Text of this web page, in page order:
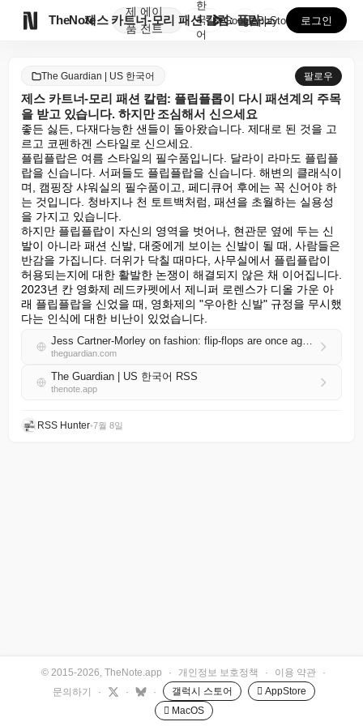
TheNote
제
품
에이
전트
제스 카트너-모리 패션 칼럼: 플립플롭이 다시 패션계의...
한
국
어
GooglePlay
AppStore 로그인
The Guardian | US 한국어 팔로우
제스 카트너-모리 패션 칼럼: 플립플롭이 다시 패션계의 주목
을 받고 있습니다. 하지만 조심해서 신으세요
좋든 싫든, 다재다능한 샌들이 돌아왔습니다. 제대로 된 것을 고
르고 코펜하겐 스타일로 신으세요.
플립플랍은 여름 스타일의 필수품입니다. 달라이 라마도 플립플
랍을 신습니다. 서퍼들도 플립플랍을 신습니다. 해변의 클래식이
며, 캠핑장 샤워실의 필수품이고, 페디큐어 후에는 꼭 신어야 하
는 것입니다. 청바지나 천 토트백처럼, 패션을 초월하는 실용성
을 가지고 있습니다.
하지만 플립플랍이 자신의 영역을 벗어나, 현관문 옆에 두는 신
발이 아니라 패션 신발, 대중에게 보이는 신발이 될 때, 사람들은
반감을 가집니다. 더위가 닥칠 때마다, 사무실에서 플립플랍이
허용되는지에 대한 활발한 논쟁이 해결되지 않은 채 이어집니다.
2023년 칸 영화제 레드카펫에서 제니퍼 로렌스가 디올 가운 아
래 플립플랍을 신었을 때, 영화제의 "우아한 신발" 규정을 무시했
다는 인식에 대한 비난이 있었습니다.
Jess Cartner-Morley on fashion: flip-flops are once again having a fashion moment. But please tread carefully
theguardian.com
The Guardian | US 한국어 RSS
thenote.app
RSS Hunter•7월 8일
© 2015-2026, TheNote.app · 개인정보 보호정책 · 이용 약관
·
문의하기
· · · 갤럭시 스토어
 AppStore
 MacOS